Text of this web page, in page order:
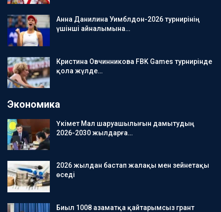
Анна Данилина Уимблдон-2026 турнирінің
үшінші айналымына…
Кристина Овчинникова FBK Games турнирінде
қола жүлде…
Экономика
Үкімет Мал шаруашылығын дамытудың
2026-2030 жылдарға…
2026 жылдан бастап жалақы мен зейнетақы
өседі
Биыл 1008 азаматқа қайтарымсыз грант